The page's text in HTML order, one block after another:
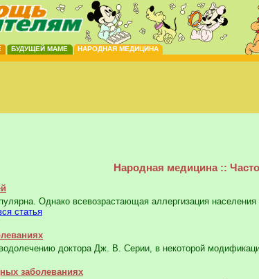
БУДУЩЕЙ МАМЕ НАРОДНАЯ МЕДИЦИНА
Народная медицина ::
Од­нако всевозрастающая аллергизация
статья
доктора Дж. В. Серии, в некоторой
заболеваниях